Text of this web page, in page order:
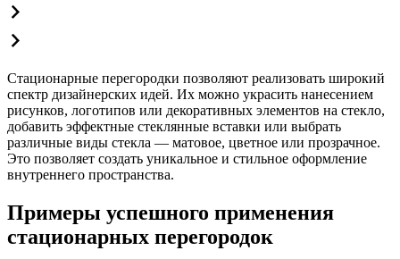
Стационарные перегородки позволяют реализовать широкий
спектр дизайнерских идей. Их можно украсить нанесением
рисунков, логотипов или декоративных элементов на стекло,
добавить эффектные стеклянные вставки или выбрать
различные виды стекла — матовое, цветное или прозрачное.
Это позволяет создать уникальное и стильное оформление
внутреннего пространства.
Примеры успешного применения
стационарных перегородок